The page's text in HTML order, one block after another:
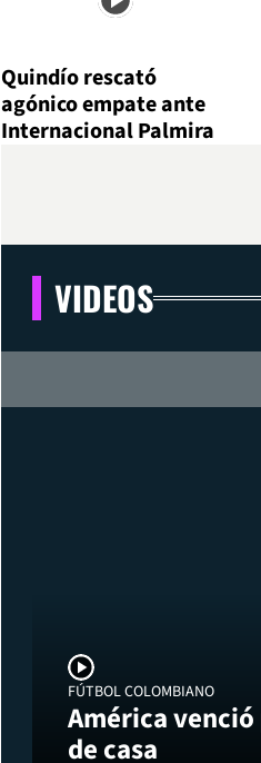
Quindío rescató
agónico empate ante
Internacional Palmira
VIDEOS
FÚTBOL COLOMBIANO
América
de casa